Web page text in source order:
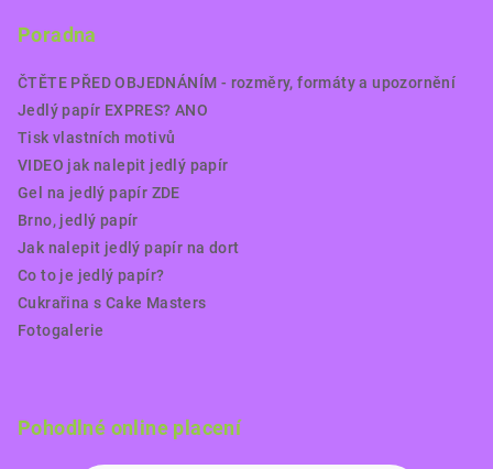
Poradna
ČTĚTE PŘED OBJEDNÁNÍM - rozměry, formáty a upozornění
Jedlý papír EXPRES? ANO
Tisk vlastních motivů
VIDEO jak nalepit jedlý papír
Gel na jedlý papír ZDE
Brno, jedlý papír
Jak nalepit jedlý papír na dort
Co to je jedlý papír?
Cukrařina s Cake Masters
Fotogalerie
Pohodlné online placení